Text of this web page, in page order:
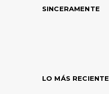
SINCERAMENTE
LO MÁS RECIENTE